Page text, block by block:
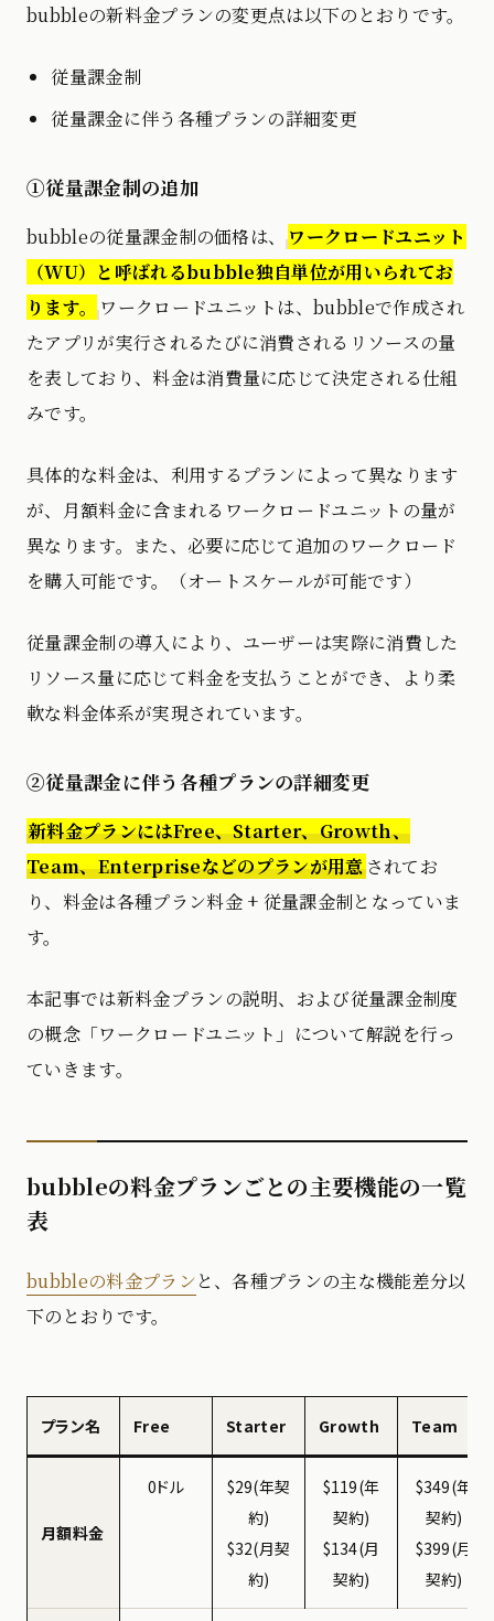
bubbleの新料金プランの変更点は以下のとおりです。
従量課金制
従量課金に伴う各種プランの詳細変更
①従量課金制の追加
bubbleの従量課金制の価格は、ワークロードユニット
（WU）と呼ばれるbubble独自単位が用いられてお
ります。ワークロードユニットは、bubbleで作成され
たアプリが実行されるたびに消費されるリソースの量
を表しており、料金は消費量に応じて決定される仕組
みです。
具体的な料金は、利用するプランによって異なります
が、月額料金に含まれるワークロードユニットの量が
異なります。また、必要に応じて追加のワークロード
を購入可能です。（オートスケールが可能です）
従量課金制の導入により、ユーザーは実際に消費した
リソース量に応じて料金を支払うことができ、より柔
軟な料金体系が実現されています。
②従量課金に伴う各種プランの詳細変更
新料金プランにはFree、Starter、Growth、
Team、Enterpriseなどのプランが用意されてお
り、料金は各種プラン料金 + 従量課金制となっていま
す。
本記事では新料金プランの説明、および従量課金制度
の概念「ワークロードユニット」について解説を行っ
ていきます。
bubbleの料金プランごとの主要機能の一覧
表
bubbleの料金プランと、各種プランの主な機能差分以
下のとおりです。
プラン名 Free Starter Growth Team
月額料金
0ドル
$29(年契
約)
$32(月契
約)
$119(年
契約)
$134(月
契約)
$349(年
契約)
$399(月
契約)